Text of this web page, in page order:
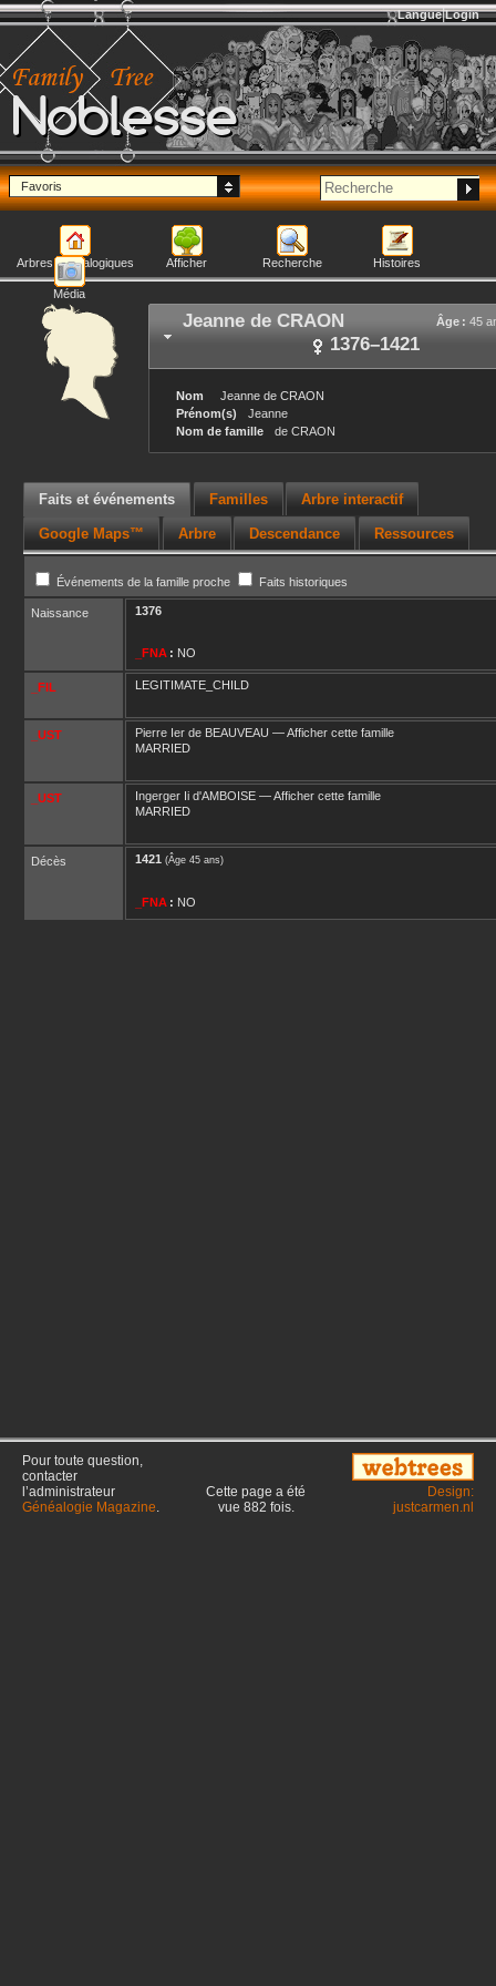
Noblesse
Langue Login
Favoris
Arbres généalogiques Afficher Recherche Histoires
Média
Jeanne de CRAON Âge : 45
1376–1421
Nom Jeanne de CRAON
Prénom(s)
Jeanne
Nom de famille
de CRAON
Faits et événements Familles Arbre interactif
Google Maps™ Arbre Descendance Ressources
Événements de la famille proche Faits historiques
Naissance 1376
_FNA : NO
_FIL LEGITIMATE_CHILD
_UST Pierre Ier de BEAUVEAU —Afficher cette famille
MARRIED
_UST Ingerger Ii d'AMBOISE —Afficher cette famille
MARRIED
Décès 1421 (Âge 45 ans)
_FNA : NO
Pour toute question,
contacter
l’administrateur
Généalogie Magazine.
Cette page a été
vue 882 fois.
Design:
justcarmen.nl